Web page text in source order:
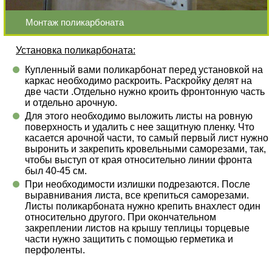
Монтаж поликарбоната
Установка поликарбоната:
Купленный вами поликарбонат перед установкой на
каркас необходимо раскроить. Раскройку делят на
две части .Отдельно нужно кроить фронтонную часть
и отдельно арочную.
Для этого необходимо выложить листы на ровную
поверхность и удалить с нее защитную пленку. Что
касается арочной части, то самый первый лист нужно
выронить и закрепить кровельными саморезами, так,
чтобы выступ от края относительно линии фронта
был 40-45 см.
При необходимости излишки подрезаются. После
выравнивания листа, все крепиться саморезами.
Листы поликарбоната нужно крепить внахлест один
относительно другого. При окончательном
закреплении листов на крышу теплицы торцевые
части нужно защитить с помощью герметика и
перфоленты.